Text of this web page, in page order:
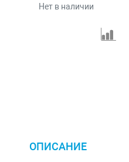
Нет в наличии
ОПИСАНИЕ